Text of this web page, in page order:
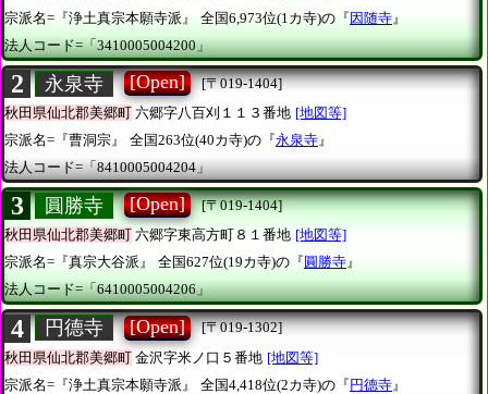
宗派名=『浄土真宗本願寺派』
全国6,973位(1カ寺)の『因随寺 』
法人コード=「3410005004200」
2 永泉寺 [Open]
[〒019-1404]
秋田県仙北郡美郷町 六郷字八百刈１１３番地 [地図等]
宗派名=『曹洞宗』
全国263位(40カ寺)の『永泉寺』
法人コード=「8410005004204」
3 圓勝寺 [Open]
[〒019-1404]
秋田県仙北郡美郷町 六郷字東高方町８１番地 [地図等]
宗派名=『真宗大谷派』
全国627位(19カ寺)の『 圓勝寺』
法人コード=「6410005004206」
4 円德寺 [Open]
[〒019-1302]
秋田県仙北郡美郷町 金沢字米ノ口５番地 [地図等]
宗派名=『浄土真宗本願寺派』
全国4,418位(2カ寺)の『円德寺 』